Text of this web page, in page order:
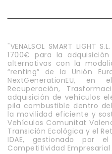
"VENALSOL SMART LIGHT
1700€ para la
alternativas con la
“renting” de la Unión
NextGenerationEU,
Recuperación,
adquisición de vehículos
pila combustible dentro
la movilidad eficiente y
Vehículos Comunitat
Transición Ecológica y el
IDAE, gestionado por
Competitividad Empresarial